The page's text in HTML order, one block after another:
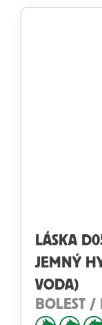
LÁSKA
JEMNÝ
VODA)
BOLEST /